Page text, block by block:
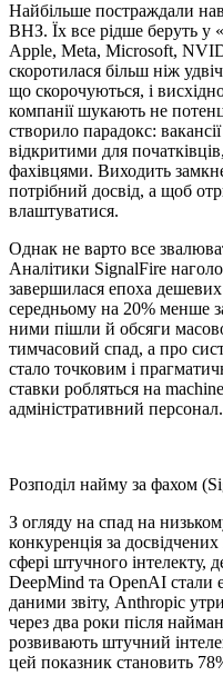
Найбільше постраждали
ВНЗ. Їх все рідше беруть у
Apple, Meta, Microsoft,
скоротилася більш ніж
що скорочуються, і
компанії шукають не
створило парадокс:
відкритими для
фахівцями. Виходить
потрібний досвід, а щоб
влаштуватися.
Однак не варто все
Аналітики SignalFire
завершилася епоха
середньому на 20% менше
ними пішли й обсяги
тимчасовий спад, а про
стало точковим і
ставки робляться на
адміністративний персонал.
Розподіл найму за фахом
З огляду на спад на
конкуренція за
сфері штучного інтелекту,
DeepMind та OpenAI стали
даними звіту, Anthropic
через два роки після
розвивають штучний
цей показник становить